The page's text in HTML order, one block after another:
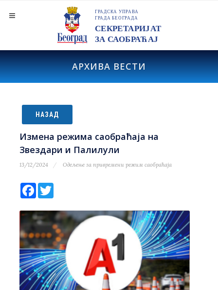
АРХИВА ВЕСТИ
НАЗАД
Измена режима саобраћаја на
Звездари и Палилули
13/12/2024 Одељење за привремени режим саобраћаја
Facebook